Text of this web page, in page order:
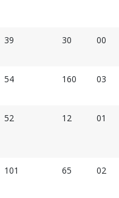
39 30 00
54 160 03
52 12 01
101 65 02